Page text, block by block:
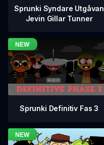
Sprunki Syndare Utgåvan
Jevin Gillar Tunner
Sprunki Definitiv Fas 3